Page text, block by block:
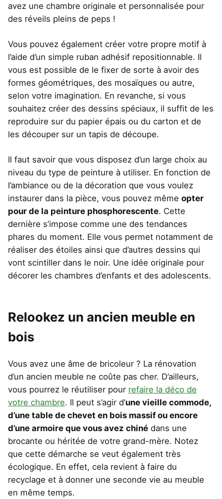
avez une chambre originale et personnalisée pour
des réveils pleins de peps !
Vous pouvez également créer votre propre motif à
l’aide d’un simple ruban adhésif repositionnable. Il
vous est possible de le fixer de sorte à avoir des
formes géométriques, des mosaïques ou autre,
selon votre imagination. En revanche, si vous
souhaitez créer des dessins spéciaux, il suffit de les
reproduire sur du papier épais ou du carton et de
les découper sur un tapis de découpe.
Il faut savoir que vous disposez d’un large choix au
niveau du type de peinture à utiliser. En fonction de
l’ambiance ou de la décoration que vous voulez
instaurer dans la pièce, vous pouvez même opter
pour de la peinture phosphorescente. Cette
dernière s’impose comme une des tendances
phares du moment. Elle vous permet notamment de
réaliser des étoiles ainsi que d’autres dessins qui
vont scintiller dans le noir. Une idée originale pour
décorer les chambres d’enfants et des adolescents.
Relookez un ancien meuble en
bois
Vous avez une âme de bricoleur ? La rénovation
d’un ancien meuble ne coûte pas cher. D’ailleurs,
vous pourrez le réutiliser pour refaire la déco de
votre chambre. Il peut s’agir d’une vieille commode,
d’une table de chevet en bois massif ou encore
d’une armoire que vous avez chiné dans une
brocante ou héritée de votre grand-mère. Notez
que cette démarche se veut également très
écologique. En effet, cela revient à faire du
recyclage et à donner une seconde vie au meuble
en même temps.